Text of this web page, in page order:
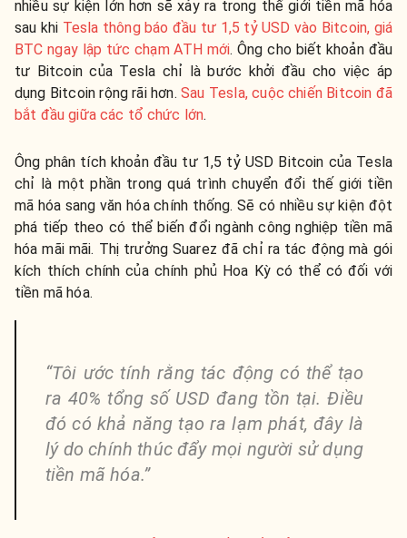
nhiều sự kiện lớn hơn sẽ xảy ra trong thế giới tiền mã hóa
sau khi Tesla thông báo đầu tư 1,5 tỷ USD vào Bitcoin, giá
BTC ngay lập tức chạm ATH mới. Ông cho biết khoản đầu
tư Bitcoin của Tesla chỉ là bước khởi đầu cho việc áp
dụng Bitcoin rộng rãi hơn.Sau Tesla, cuộc chiến Bitcoin đã
bắt đầu giữa các tổ chức lớn.
Ông phân tích khoản đầu tư 1,5 tỷ USD Bitcoin của Tesla
chỉ là một phần trong quá trình chuyển đổi thế giới tiền
mã hóa sang văn hóa chính thống. Sẽ có nhiều sự kiện đột
phá tiếp theo có thể biến đổi ngành công nghiệp tiền mã
hóa mãi mãi. Thị trưởng Suarez đã chỉ ra tác động mà gói
kích thích chính của chính phủ Hoa Kỳ có thể có đối với
tiền mã hóa.
“Tôi ước tính rằng tác động có thể tạo
ra 40% tổng số USD đang tồn tại. Điều
đó có khả năng tạo ra lạm phát, đây là
lý do chính thúc đẩy mọi người sử dụng
tiền mã hóa.”